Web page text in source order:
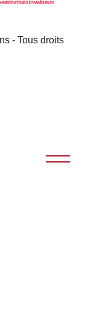
- Tous droits